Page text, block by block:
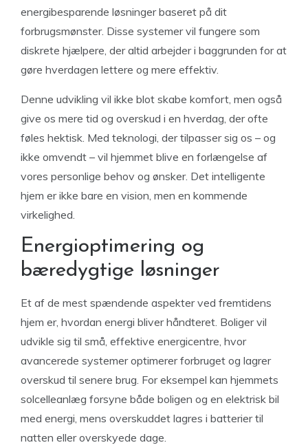
energibesparende løsninger baseret på dit
forbrugsmønster. Disse systemer vil fungere som
diskrete hjælpere, der altid arbejder i baggrunden for at
gøre hverdagen lettere og mere effektiv.
Denne udvikling vil ikke blot skabe komfort, men også
give os mere tid og overskud i en hverdag, der ofte
føles hektisk. Med teknologi, der tilpasser sig os – og
ikke omvendt – vil hjemmet blive en forlængelse af
vores personlige behov og ønsker. Det intelligente
hjem er ikke bare en vision, men en kommende
virkelighed.
Energioptimering og
bæredygtige løsninger
Et af de mest spændende aspekter ved fremtidens
hjem er, hvordan energi bliver håndteret. Boliger vil
udvikle sig til små, effektive energicentre, hvor
avancerede systemer optimerer forbruget og lagrer
overskud til senere brug. For eksempel kan hjemmets
solcelleanlæg forsyne både boligen og en elektrisk bil
med energi, mens overskuddet lagres i batterier til
natten eller overskyede dage.